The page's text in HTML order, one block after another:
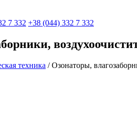
7 332 +38 (044) 332 7 332
техника /Озонаторы,